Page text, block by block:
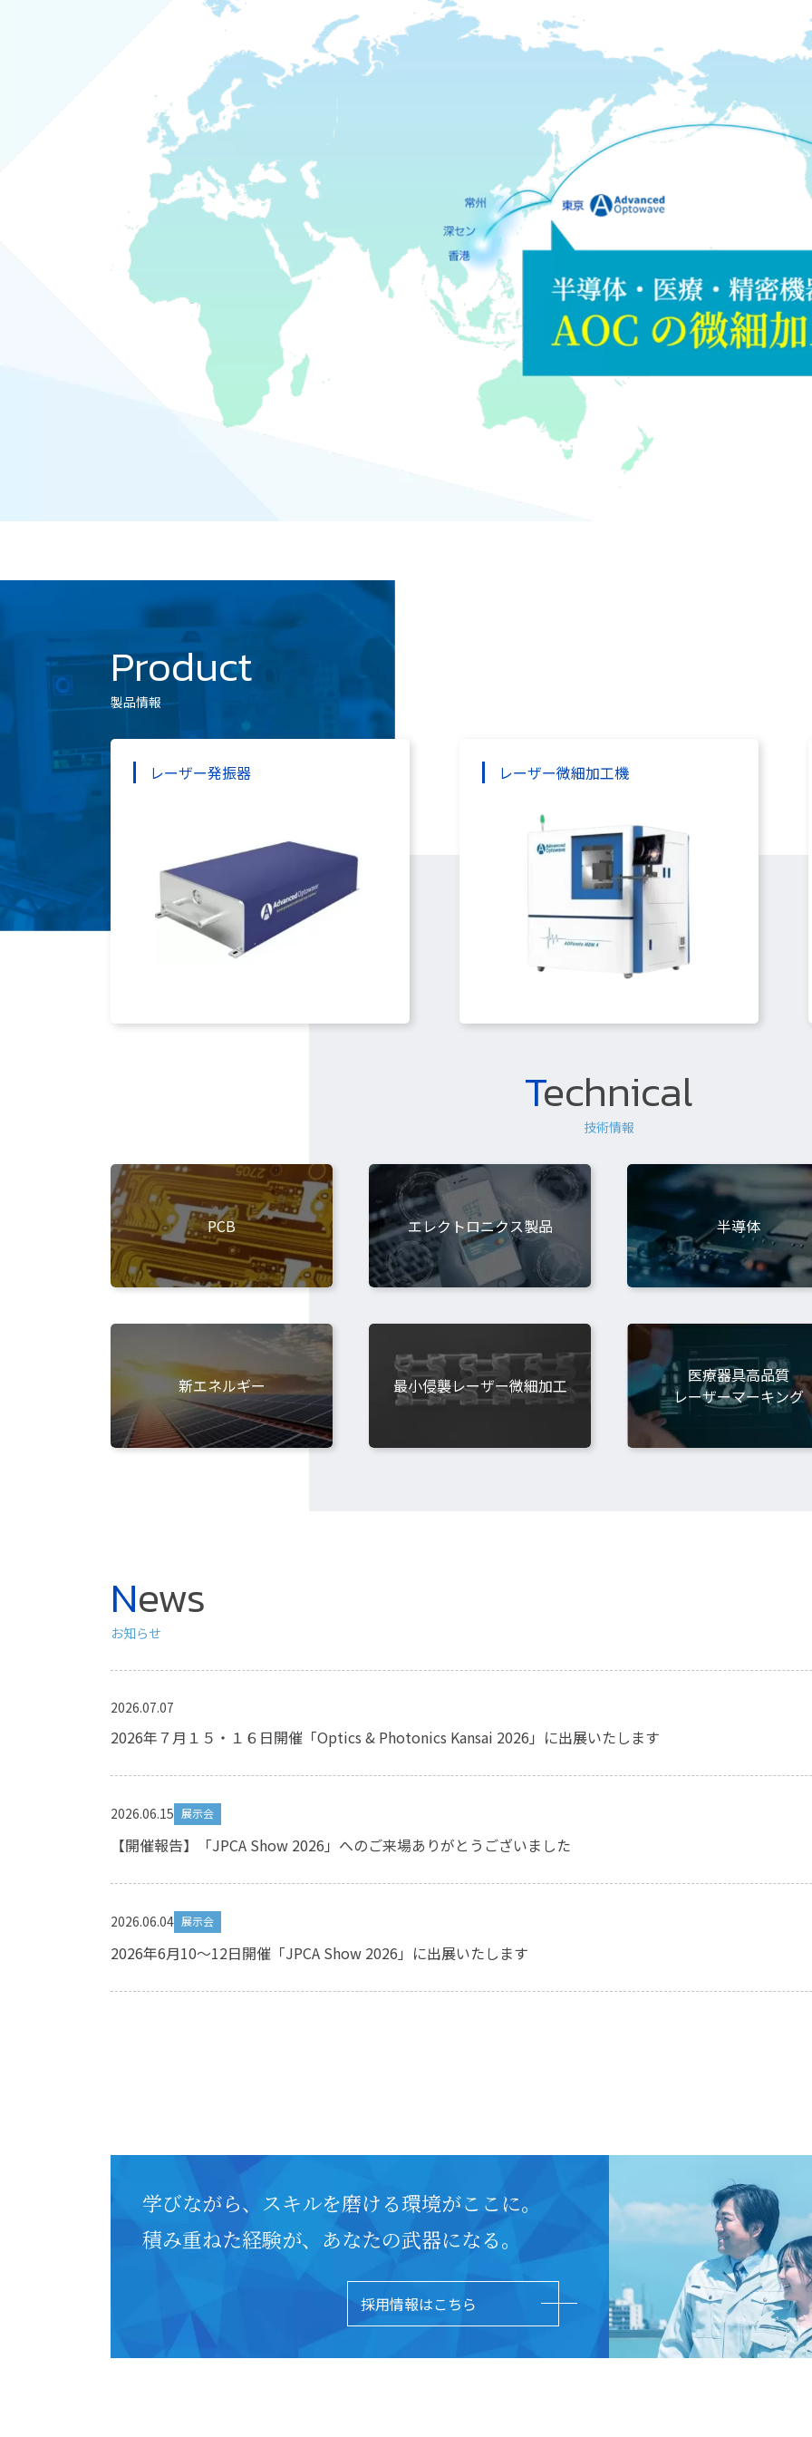
Product
製品情報
レーザー発振器 レーザー微細加工機
Technical
技術情報
PCB エレクトロニクス製品 半導体
新エネルギー 最小侵襲レーザー微細加工
医療器具高品質
レーザーマーキング
News
お知らせ
2026.07.07
2026年７月１５・１６日開催「Optics & Photonics Kansai 2026」に出展いたします
2026.06.15 展示会
【開催報告】「JPCA Show 2026」へのご来場ありがとうございました
2026.06.04 展示会
2026年6月10～12日開催「JPCA Show 2026」に出展いたします
学びながら、スキルを磨ける環境がここに。
積み重ねた経験が、あなたの武器になる。
採用情報はこちら